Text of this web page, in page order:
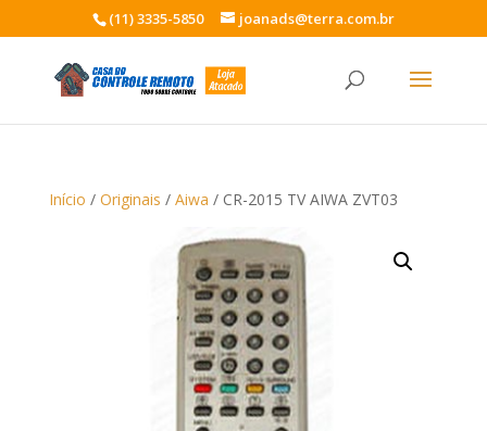
(11) 3335-5850 joanads@terra.com.br
Início / Originais / Aiwa / CR-2015 TV AIWA ZVT03